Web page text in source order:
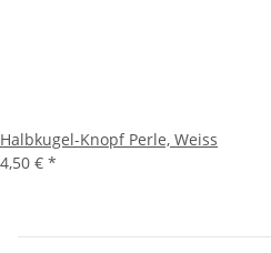
Halbkugel-Knopf Perle, Weiss
4,50 € *